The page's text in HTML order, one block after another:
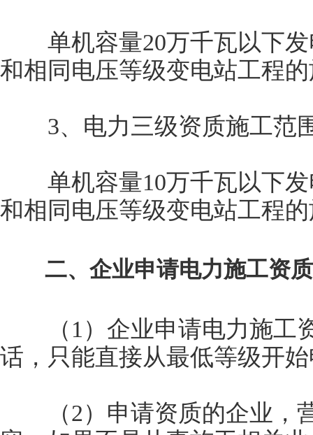
单机容量20万千瓦以下发
和相同电压等级变电站工程
3、电力三级资质施工范
单机容量10万千瓦以下发
和相同电压等级变电站工程
二、企业申请电力施工资
（1）企业申请电力施工
话，只能直接从最低等级开
（2）申请资质的企业，